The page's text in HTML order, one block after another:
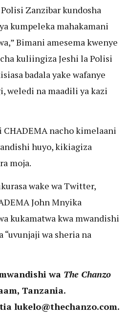
Zanzibar kundosha
kumpeleka mahakamani
Bimani amesema kwenye
kuliingiza Jeshi la Polisi
badala yake wafanye
weledi na maadili ya kazi
CHADEMA nacho kimelaani
huyo, kikiagiza
moja.
wake wa Twitter,
John Mnyika
kukamatwa kwa mwandishi
“uvunjaji wa sheria na
wa The Chanzo
Tanzania.
lukelo@thechanzo.com.